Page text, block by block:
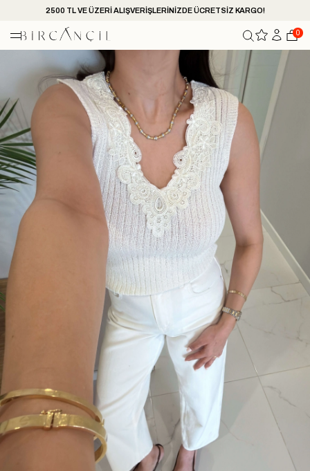
2500 TL VE ÜZERİ ALIŞVERİŞLERİNİZDE ÜCRETSİZ KARGO!
0